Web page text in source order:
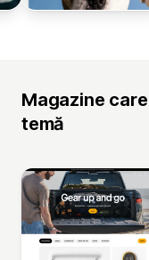
Magazine
temă